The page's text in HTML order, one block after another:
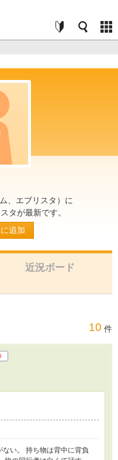
、エブリスタ）に
タが最新です。
追加
近況ボード
10 件
ない。 持ち物は背中に背負